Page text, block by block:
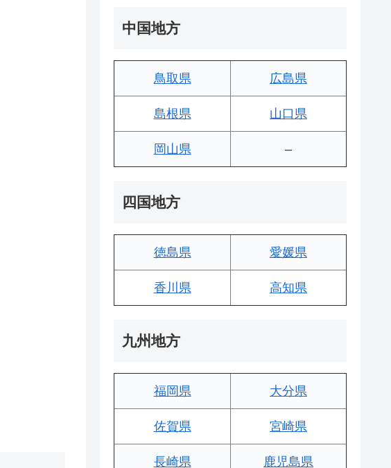
中国地方
鳥取県 広島県
島根県 山口県
岡山県 –
四国地方
徳島県 愛媛県
香川県 高知県
九州地方
福岡県 大分県
佐賀県 宮崎県
長崎県 鹿児島県